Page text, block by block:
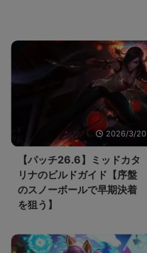
2026/3/20
【パッチ26.6】ミッドカタ
リナのビルドガイド【序盤
のスノーボールで早期決着
を狙う】